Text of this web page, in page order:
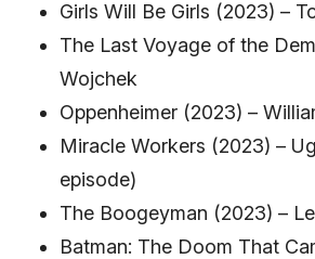
Girls Will Be Girls (2023) –
The Last Voyage of the
Wojchek
Oppenheimer (2023) –
Miracle Workers (2023) –
episode)
The Boogeyman (2023) –
Batman: The Doom That